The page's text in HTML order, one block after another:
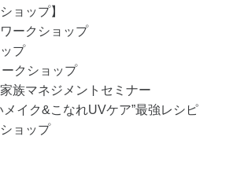
ョップ】
ークショップ
プ
ークショップ
族マネジメントセミナー
メイク&こなれUVケア”最強レシピ
ョップ